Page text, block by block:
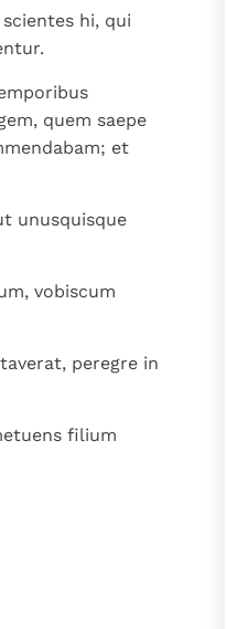
hi, qui
quem saepe
et
unusquisque
vobiscum
peregre in
filium